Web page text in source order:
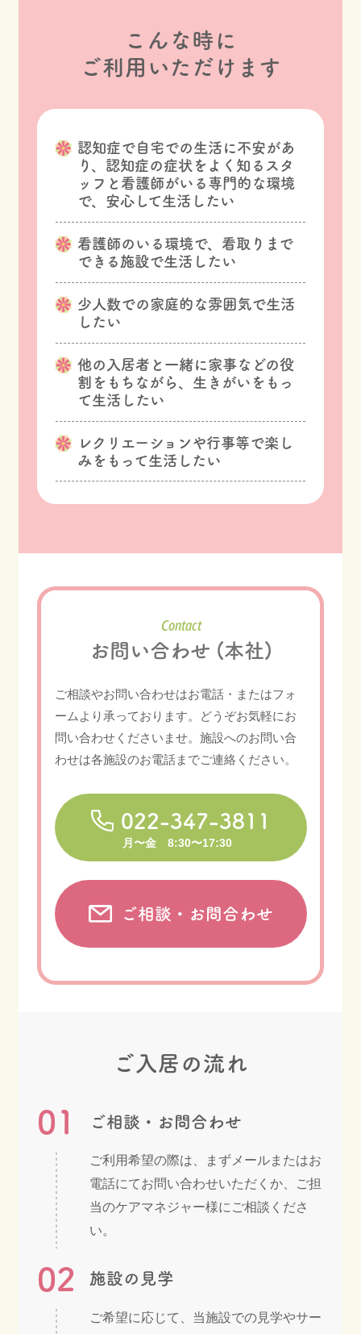
こんな時に
ご利用いただけます
認知症で自宅での生活に不安があ
り、認知症の症状をよく知るスタ
ッフと看護師がいる専門的な環境
で、安心して生活したい
看護師のいる環境で、看取りまで
できる施設で生活したい
少人数での家庭的な雰囲気で生活
したい
他の入居者と一緒に家事などの役
割をもちながら、生きがいをもっ
て生活したい
レクリエーションや行事等で楽し
みをもって生活したい
Contact
お問い合わせ (本社)
ご相談やお問い合わせはお電話・またはフォ
ームより承っております。
どうぞお気軽にお
問い合わせくださいませ。 施設へのお問い合
わせは各施設のお電話までご連絡ください。
022-347-3811
月〜金 8:30〜17:30
ご相談・お問合わせ
ご入居の流れ
01 ご相談・お問合わせ
ご利用希望の際は、まずメールまたはお
電話にてお問い合わせいただくか、ご担
当のケアマネジャー様にご相談くださ
い。
02 施設の見学
ご希望に応じて、当施設での見学やサー